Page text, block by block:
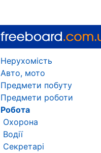
Нерухомість
Авто, мото
Предмети побуту
Предмети роботи
Робота
Охорона
Водії
Секретарі